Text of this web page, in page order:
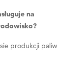
na
produkcji paliw